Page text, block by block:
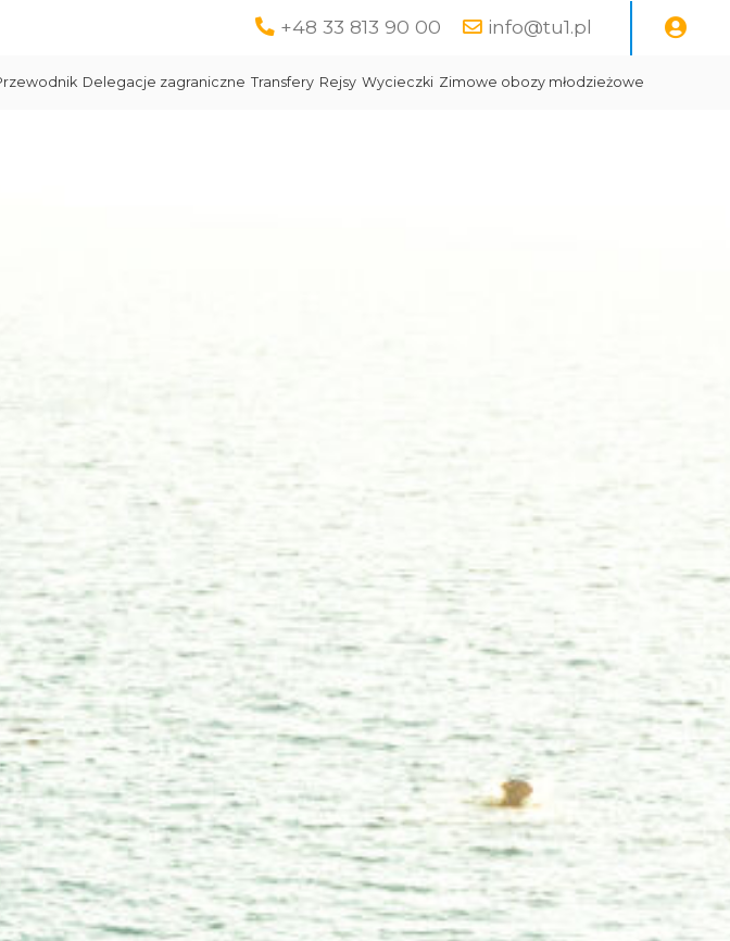
+48 33 813 90 00 info@tu1.pl
Delegacje zagraniczne Transfery Rejsy Wycieczki Zimowe obozy młodzieżowe